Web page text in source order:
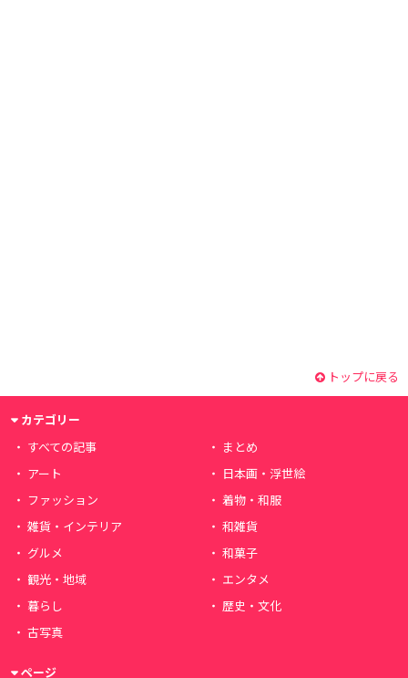
トップに戻る
カテゴリー
すべての記事
まとめ
アート
日本画・浮世絵
ファッション
着物・和服
雑貨・インテリア
和雑貨
グルメ
和菓子
観光・地域
エンタメ
暮らし
歴史・文化
古写真
ページ